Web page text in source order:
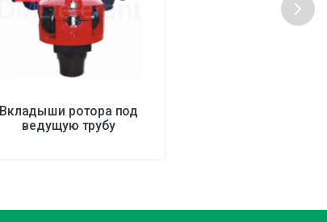
Вкладыши ротора под
ведущую трубу